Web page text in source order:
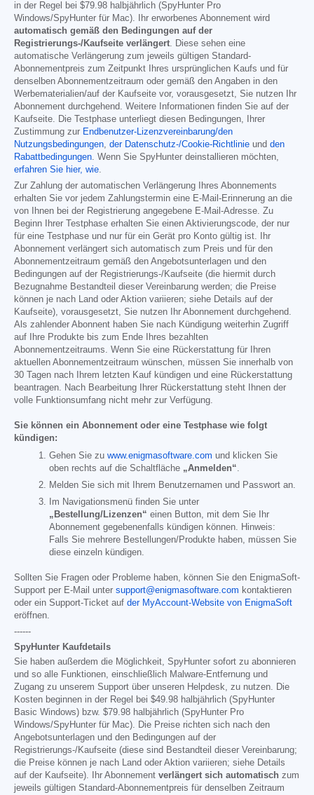
in der Regel bei $79.98 halbjährlich (SpyHunter Pro
Windows/SpyHunter für Mac). Ihr erworbenes Abonnement wird
automatisch gemäß den Bedingungen auf der
Registrierungs-/Kaufseite verlängert. Diese sehen eine
automatische Verlängerung zum jeweils gültigen Standard-
Abonnementpreis zum Zeitpunkt Ihres ursprünglichen Kaufs und für
denselben Abonnementzeitraum oder gemäß den Angaben in den
Werbematerialien/auf der Kaufseite vor, vorausgesetzt, Sie nutzen Ihr
Abonnement durchgehend. Weitere Informationen finden Sie auf der
Kaufseite. Die Testphase unterliegt diesen Bedingungen, Ihrer
Zustimmung zur Endbenutzer-Lizenzvereinbarung/den
Nutzungsbedingungen, der Datenschutz-/Cookie-Richtlinie und den
Rabattbedingungen. Wenn Sie SpyHunter deinstallieren möchten,
erfahren Sie hier, wie.
Zur Zahlung der automatischen Verlängerung Ihres Abonnements
erhalten Sie vor jedem Zahlungstermin eine E-Mail-Erinnerung an die
von Ihnen bei der Registrierung angegebene E-Mail-Adresse. Zu
Beginn Ihrer Testphase erhalten Sie einen Aktivierungscode, der nur
für eine Testphase und nur für ein Gerät pro Konto gültig ist. Ihr
Abonnement verlängert sich automatisch zum Preis und für den
Abonnementzeitraum gemäß den Angebotsunterlagen und den
Bedingungen auf der Registrierungs-/Kaufseite (die hiermit durch
Bezugnahme Bestandteil dieser Vereinbarung werden; die Preise
können je nach Land oder Aktion variieren; siehe Details auf der
Kaufseite), vorausgesetzt, Sie nutzen Ihr Abonnement durchgehend.
Als zahlender Abonnent haben Sie nach Kündigung weiterhin Zugriff
auf Ihre Produkte bis zum Ende Ihres bezahlten
Abonnementzeitraums. Wenn Sie eine Rückerstattung für Ihren
aktuellen Abonnementzeitraum wünschen, müssen Sie innerhalb von
30 Tagen nach Ihrem letzten Kauf kündigen und eine Rückerstattung
beantragen. Nach Bearbeitung Ihrer Rückerstattung steht Ihnen der
volle Funktionsumfang nicht mehr zur Verfügung.
Sie können ein Abonnement oder eine Testphase wie folgt
kündigen:
Gehen Sie zu www.enigmasoftware.com und klicken Sie
oben rechts auf die Schaltfläche „Anmelden“
Melden Sie sich mit Ihrem Benutzernamen und Passwort an.
Im Navigationsmenü finden Sie unter
„Bestellung/Lizenzen“ einen Button, mit dem Sie Ihr
Abonnement gegebenenfalls kündigen können. Hinweis:
Falls Sie mehrere Bestellungen/Produkte haben, müssen Sie
diese einzeln kündigen.
Sollten Sie Fragen oder Probleme haben, können Sie den EnigmaSoft-
Support per E-Mail unter support@enigmasoftware.com kontaktieren
oder ein Support-Ticket auf der MyAccount-Website von EnigmaSoft
eröffnen.
------
SpyHunter Kaufdetails
Sie haben außerdem die Möglichkeit, SpyHunter sofort zu abonnieren
und so alle Funktionen, einschließlich Malware-Entfernung und
Zugang zu unserem Support über unseren Helpdesk, zu nutzen. Die
Kosten beginnen in der Regel bei $49.98 halbjährlich (SpyHunter
Basic Windows) bzw. $79.98 halbjährlich (SpyHunter Pro
Windows/SpyHunter für Mac). Die Preise richten sich nach den
Angebotsunterlagen und den Bedingungen auf der
Registrierungs-/Kaufseite (diese sind Bestandteil dieser Vereinbarung;
die Preise können je nach Land oder Aktion variieren; siehe Details
auf der Kaufseite). Ihr Abonnement verlängert sich automatisch zum
jeweils gültigen Standard-Abonnementpreis für denselben Zeitraum